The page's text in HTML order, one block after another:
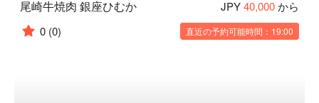
尾崎牛焼肉 銀座ひむか JPY40,000から
0 (0) 直近の予約可能時間：19:00